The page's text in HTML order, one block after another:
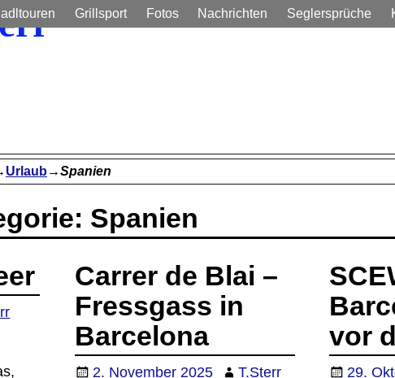
Grillsport Fotos Nachrichten Seglersprüche
Urlaub →Spanien
Spanien
Carrer de Blai –
Fressgass in
Barcelona
2. November 2025 T.Sterr
vor
29.